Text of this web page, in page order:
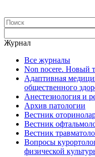
Журнал
Все журналы
Non nocere. Новый
Адаптивная
общественного
Анестезиология и
Архив патологии
Вестник
Вестник
Вестник
Вопросы
физической